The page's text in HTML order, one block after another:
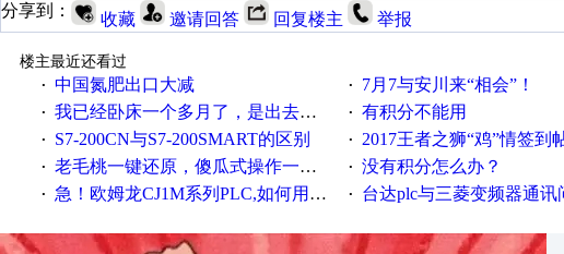
分享到： 收藏 邀请回答 回复楼主 举报
楼主最近还看过
· 中国氮肥出口大减 · 7月7与安川来“相会”！
· 我已经卧床一个多月了，是出去安装机械手在高速遭遇车祸所致:大家工作都要特别注意啊 · 有积分不能用
· S7-200CN与S7-200SMART的区别 · 2017王者之狮“鸡”情签到帖！及时更新在线
· 老毛桃一键还原，傻瓜式操作一键轻松备份还原；程序为向导式安装，一键即可实现自动备份或还原系统。 · 没有积分怎么办？
· 急！欧姆龙CJ1M系列PLC,如何用时间控制变频器。要求时间在组态王中可以自由输入！拜托各位大神了！ · 台达plc与三菱变频器通讯